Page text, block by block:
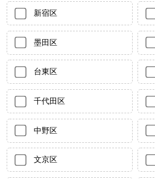
新宿区
墨田区
台東区
千代田区
中野区
文京区